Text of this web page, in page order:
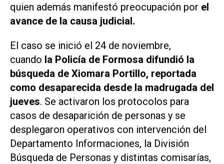
quien además manifestó preocupación por el
avance de la causa judicial.
El caso se inició el 24 de noviembre,
cuando la Policía de Formosa difundió la
búsqueda de Xiomara Portillo, reportada
como desaparecida desde la madrugada del
jueves. Se activaron los protocolos para
casos de desaparición de personas y se
desplegaron operativos con intervención del
Departamento Informaciones, la División
Búsqueda de Personas y distintas comisarías,